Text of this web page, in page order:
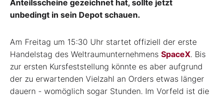
Anteilsscheine gezeichnet hat, sollte jetzt
unbedingt in sein Depot schauen.
Am Freitag um 15:30 Uhr startet offiziell der erste
Handelstag des Weltraumunternehmens SpaceX. Bis
zur ersten Kursfeststellung könnte es aber aufgrund
der zu erwartenden Vielzahl an Orders etwas länger
dauern - womöglich sogar Stunden. Im Vorfeld ist die